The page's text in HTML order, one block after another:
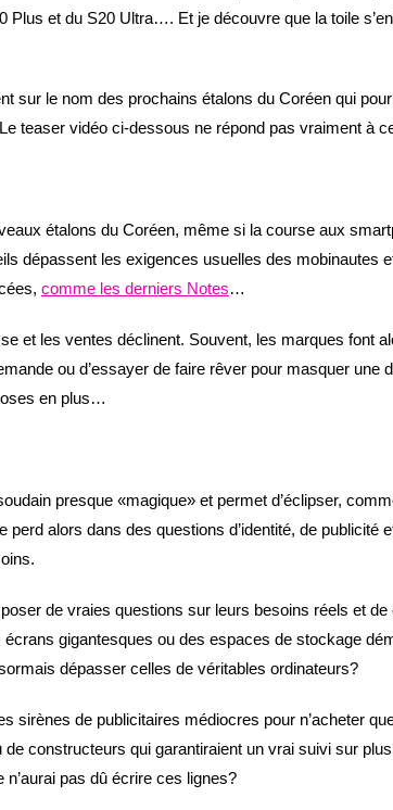
Plus et du S20 Ultra…. Et je découvre que la toile
sur le nom des prochains étalons du Coréen qui
teaser vidéo ci-dessous ne répond pas vraiment à
étalons du Coréen, même si la course aux
dépassent les exigences usuelles des mobinautes
comme les derniers Notes…
et les ventes déclinent. Souvent, les marques font
ou d’essayer de faire rêver pour masquer une
en plus…
presque «magique» et permet d’éclipser,
perd alors dans des questions d’identité, de publicité
de vraies questions sur leurs besoins réels et
gigantesques ou des espaces de stockage
dépasser celles de véritables ordinateurs?
sirènes de publicitaires médiocres pour n’acheter
constructeurs qui garantiraient un vrai suivi sur
pas dû écrire ces lignes?